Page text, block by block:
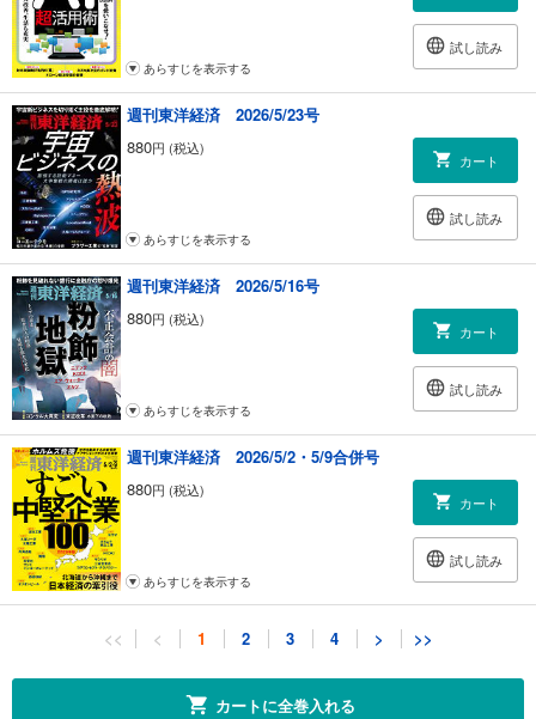
試し読み
あらすじを表示する
週刊東洋経済 2026/5/23号
880円 (税込)
カート
試し読み
あらすじを表示する
週刊東洋経済 2026/5/16号
880円 (税込)
カート
試し読み
あらすじを表示する
週刊東洋経済 2026/5/2・5/9合併号
880円 (税込)
カート
試し読み
あらすじを表示する
週刊東洋経済 2026/4/18・4/25合併号
<< < 1 2 3 4 > >>
カートに全巻入れる